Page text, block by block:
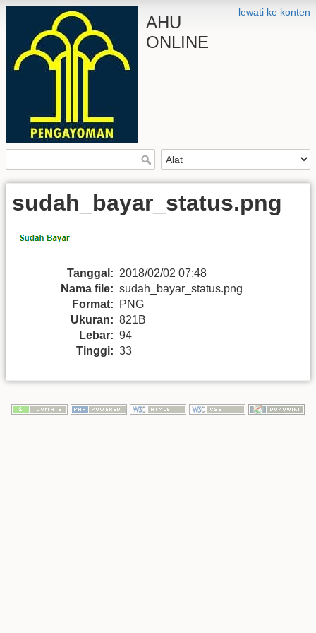
lewati ke konten
AHU
ONLINE
sudah_bayar_status.png
Tanggal: 2018/02/02 07:48
Nama file: sudah_bayar_status.png
Format:
PNG
Ukuran: 821B
Lebar: 94
Tinggi: 33